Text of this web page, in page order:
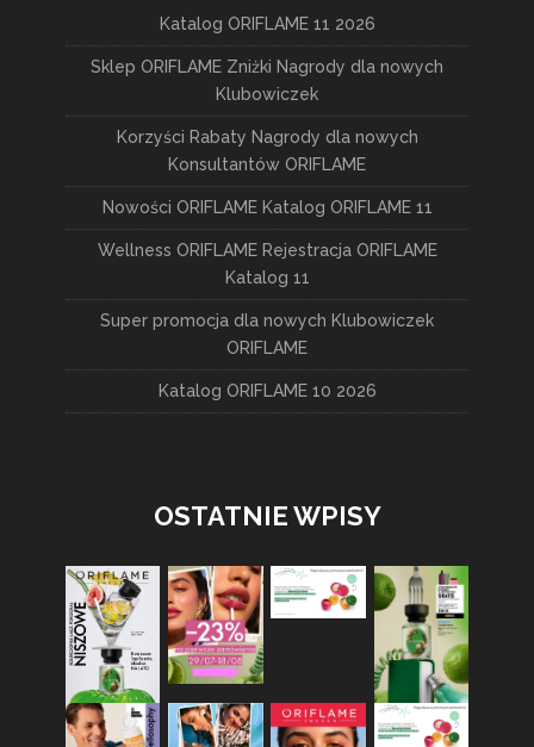
Katalog ORIFLAME 11 2026
Sklep ORIFLAME Zniżki Nagrody dla nowych
Klubowiczek
Korzyści Rabaty Nagrody dla nowych
Konsultantów ORIFLAME
Nowości ORIFLAME Katalog ORIFLAME 11
Wellness ORIFLAME Rejestracja ORIFLAME
Katalog 11
Super promocja dla nowych Klubowiczek
ORIFLAME
Katalog ORIFLAME 10 2026
OSTATNIE WPISY